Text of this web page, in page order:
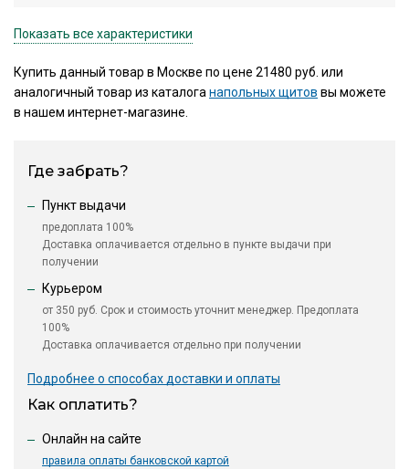
Показать все характеристики
Купить данный товар в Москве по цене 21480 руб. или
аналогичный товар из каталоганапольных щитов вы можете
в нашем интернет-магазине.
Где забрать?
Пункт выдачи
предоплата 100%
Доставка оплачивается отдельно в пункте выдачи при
получении
Курьером
от 350 руб. Срок и стоимость уточнит менеджер. Предоплата
100%
Доставка оплачивается отдельно при получении
Подробнее о способах доставки и оплаты
Как оплатить?
Онлайн на сайте
правила оплаты банковской картой